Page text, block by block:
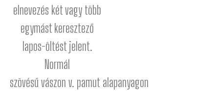
elnevezés két vagy több
egymást keresztező
lapos-öltést jelent.
Normál
szövésű vászon v. pamut alapanyagon